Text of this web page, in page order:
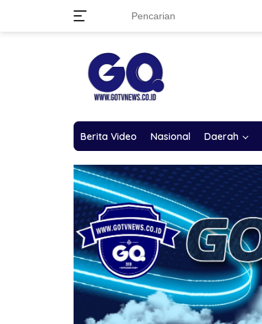
Berita Video Nasional Daerah